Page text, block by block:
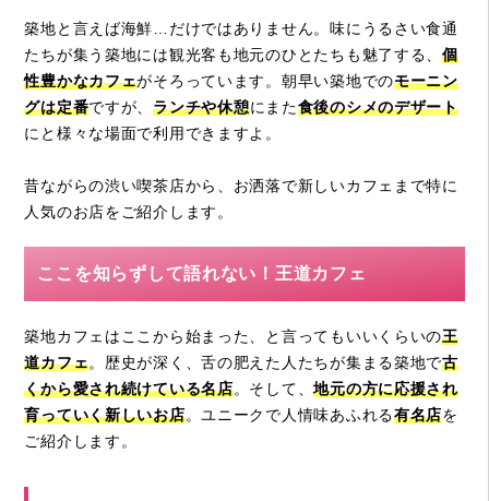
築地と言えば海鮮…だけではありません。味にうるさい食通
たちが集う築地には観光客も地元のひとたちも魅了する、個
性豊かなカフェがそろっています。朝早い築地でのモーニン
グは定番ですが、ランチや休憩にまた食後のシメのデザート
にと様々な場面で利用できますよ。
昔ながらの渋い喫茶店から、お洒落で新しいカフェまで特に
人気のお店をご紹介します。
ここを知らずして語れない！王道カフェ
築地カフェはここから始まった、と言ってもいいくらいの王
道カフェ。歴史が深く、舌の肥えた人たちが集まる築地で古
くから愛され続けている名店。そして、地元の方に応援され
育っていく新しいお店。ユニークで人情味あふれる有名店を
ご紹介します。